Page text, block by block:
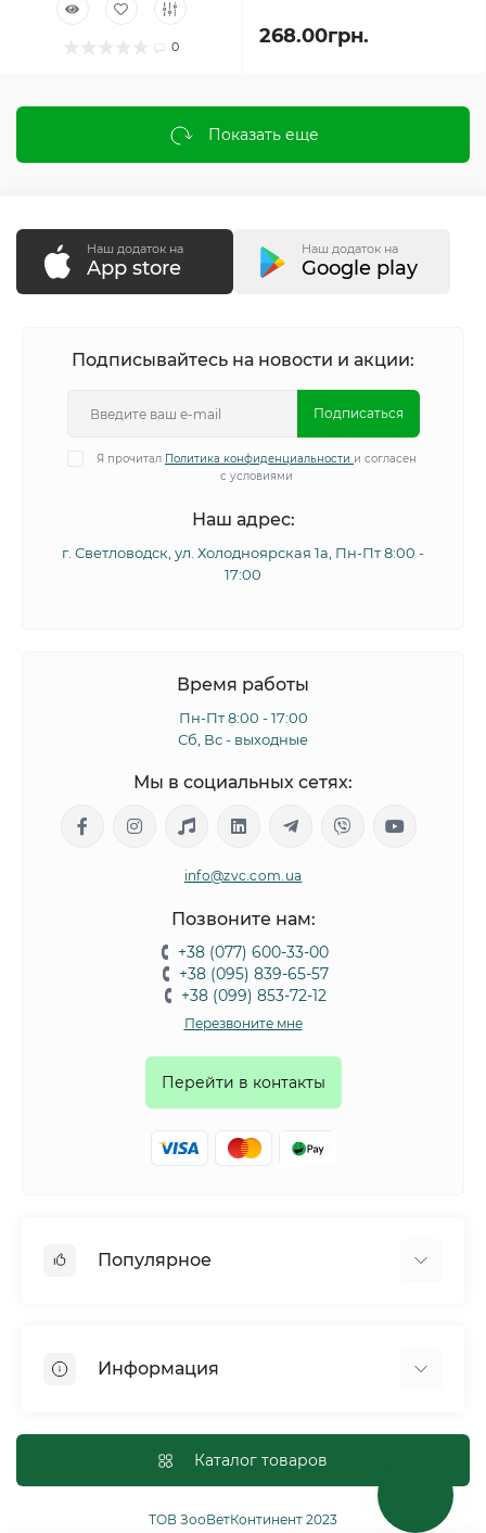
0 268.00грн.
Показать еще
Наш додаток на
App store
Наш додаток на
Google play
Подписывайтесь на новости и акции:
Подписаться
Я прочитал Политика конфиденциальности и согласен
с условиями
Наш адрес:
г. Светловодск, ул. Холодноярская 1а, Пн-Пт 8:00 -
17:00
Время работы
Пн-Пт 8:00 - 17:00
Сб, Вс - выходные
Мы в социальных сетях:
info@zvc.com.ua
Позвоните нам:
+38 (077) 600-33-00
+38 (095) 839-65-57
+38 (099) 853-72-12
Перезвоните мне
Перейти в контакты
Популярное
Птицы
Рептилии
Сельскохозяйственные животные и птицы
Информация
Оплата и доставка
Политика конфиденциальности
Условия соглашения
Каталог товаров
ТОВ ЗооВетКонтинент 2023